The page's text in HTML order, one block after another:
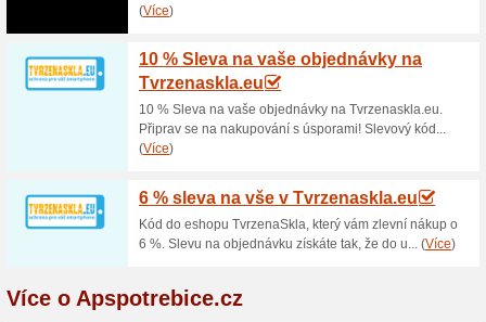
Doprava zdarma na
Whirlpool.cz
100% fungovalo
Akce
Nakupte, jak už sám název